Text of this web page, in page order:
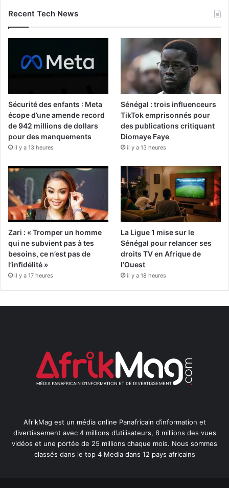
Recent Tech News
Sécurité des enfants : Meta
écope d’une amende record
de 942 millions de dollars
pour des manquements
il y a 13 heures
Sénégal : trois influenceurs
TikTok emprisonnés pour
des publications critiquant
Diomaye Faye
il y a 13 heures
Zari : « Tromper un homme
qui ne subvient pas à tes
besoins, ce n’est pas de
l’infidélité »
il y a 17 heures
La Ligue 1 mise sur le
Sénégal pour relancer ses
droits TV en Afrique de
l’Ouest
il y a 18 heures
AfrikMag est un média online Panafricain d’information et
divertissement avec 4 millions d’utilisateurs, 8 millions des vues
vidéos et une portée de 25 millions chaque mois. Nous sommes
classés dans le top 4 Media dans 12 pays africains